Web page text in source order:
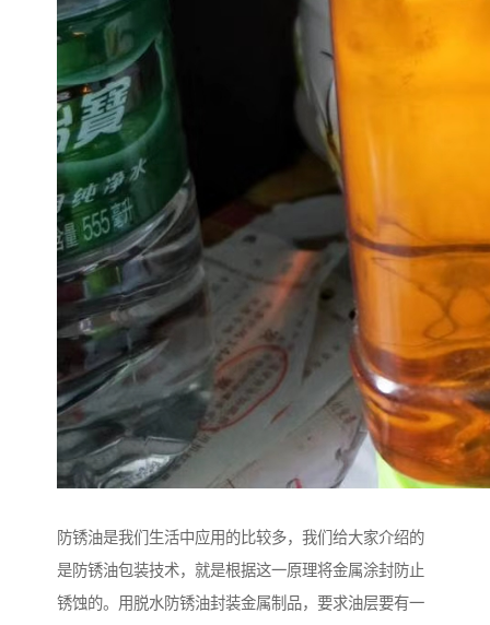
防锈油是我们生活中应用的比较多，我们给大家介绍的
是防锈油包装技术，就是根据这一原理将金属涂封防止
锈蚀的。用脱水防锈油封装金属制品，要求油层要有一